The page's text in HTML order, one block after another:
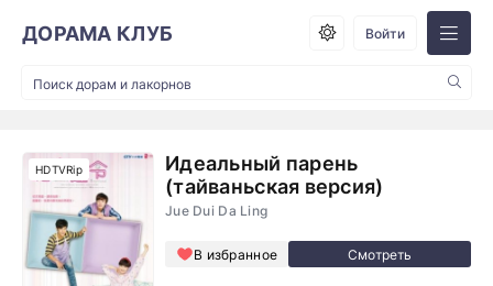
ДОРАМА КЛУБ Войти
Идеальный парень
(тайваньская версия)
Jue Dui Da Ling
В избранное
HDTVRip